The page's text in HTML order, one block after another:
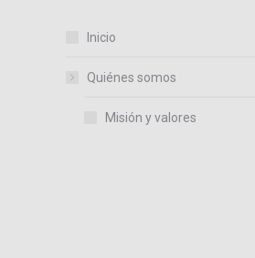
Inicio
Quiénes somos
Misión y valores